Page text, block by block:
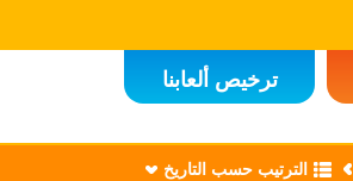
ترخيص ألعابنا
الترتيب حسب التاريخ